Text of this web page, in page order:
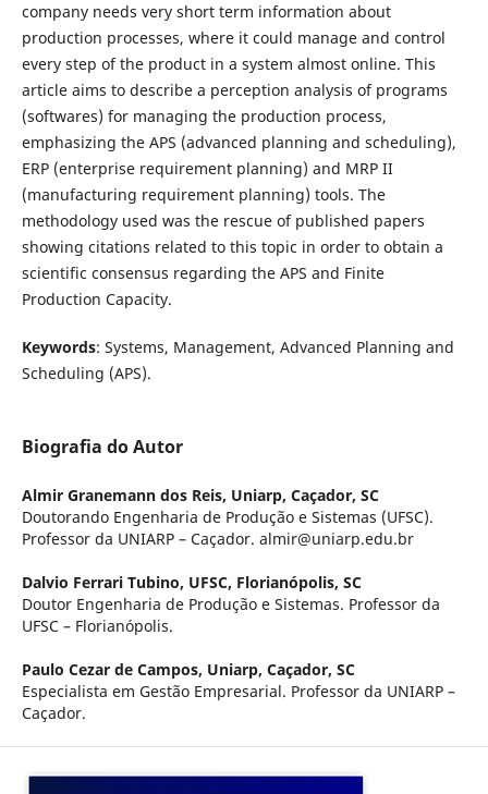
company needs very short term information about
production processes, where it could manage and control
every step of the product in a system almost online. This
article aims to describe a perception analysis of programs
(softwares) for managing the production process,
emphasizing the APS (advanced planning and scheduling),
ERP (enterprise requirement planning) and MRP II
(manufacturing requirement planning) tools. The
methodology used was the rescue of published papers
showing citations related to this topic in order to obtain a
scientific consensus regarding the APS and Finite
Production Capacity.
Keywords: Systems, Management, Advanced Planning and
Scheduling (APS).
Biografia do Autor
Almir Granemann dos Reis, Uniarp, Caçador, SC
Doutorando Engenharia de Produção e Sistemas (UFSC).
Professor da UNIARP – Caçador. almir@uniarp.edu.br
Dalvio Ferrari Tubino, UFSC, Florianópolis, SC
Doutor Engenharia de Produção e Sistemas. Professor da
UFSC – Florianópolis.
Paulo Cezar de Campos, Uniarp, Caçador, SC
Especialista em Gestão Empresarial. Professor da UNIARP –
Caçador.